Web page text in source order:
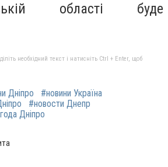
області буде
необхідний текст і натисніть Ctrl + Enter, щоб
Дніпро
#новини Україна
#новости Днепр
Дніпро